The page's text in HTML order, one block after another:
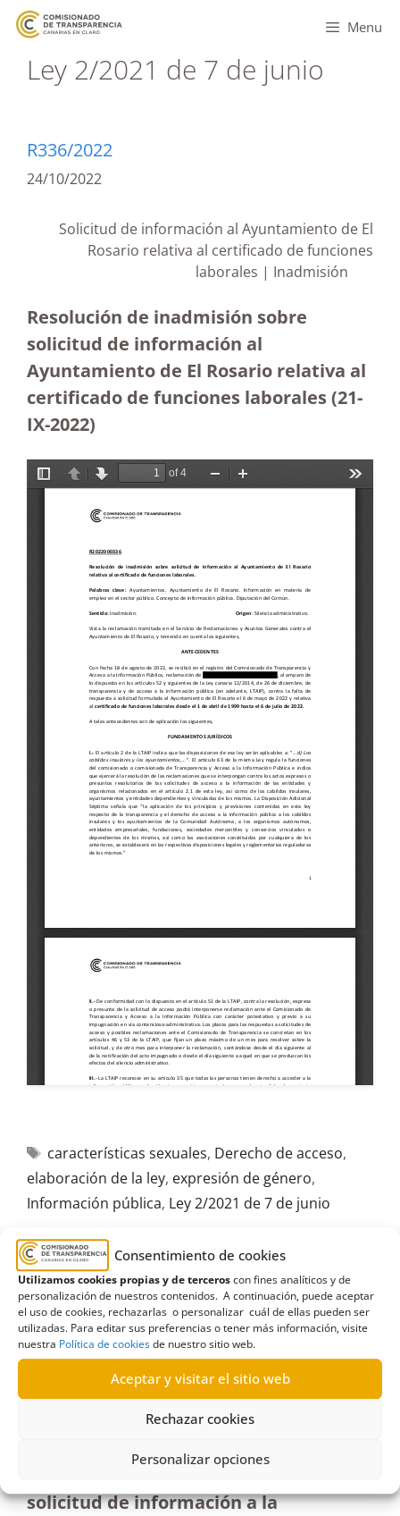
Consentimiento de cookies
Utilizamos cookies propias y de terceroscon fines analíticos y de
personalización de nuestros contenidos. A continuación, puede aceptar
el uso de cookies, rechazarlas o personalizar cuál de ellas pueden ser
utilizadas. Para editar sus preferencias o tener más información, visite
nuestra Política de cookiesde nuestro sitio web.
Aceptar y visitar el sitio web
Rechazar cookies
Personalizar opciones
Menu
Ley 2/2021 de 7 de junio
R336/2022
24/10/2022
Solicitud de información al Ayuntamiento de El
Rosario relativa al certificado de funciones
laborales | Inadmisión
Resolución de inadmisión sobre
solicitud de información al
Ayuntamiento de El Rosario relativa al
certificado de funciones laborales (21-
IX-2022)
características sexuales, Derecho de acceso,
elaboración de la ley, expresión de género,
Información pública, Ley 2/2021 de 7 de junio
R279/2022
24/10/2022
Solicitud de información a la Consejería de
Derechos Sociales relativa a la Ley 2/2021, de 7 de
junio |Terminación
Resolución de terminación sobre
solicitud de información a la